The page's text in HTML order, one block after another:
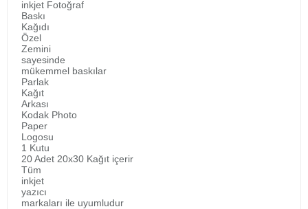
inkjet Fotoğraf
Baskı
Kağıdı
Özel
Zemini
sayesinde
mükemmel baskılar
Parlak
Kağıt
Arkası
Kodak Photo
Paper
Logosu
1 Kutu
20 Adet 20x30 Kağıt içerir
Tüm
inkjet
yazıcı
markaları ile uyumludur